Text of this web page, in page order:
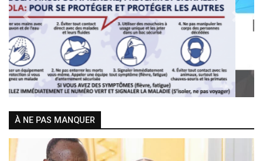
Previous Next
À NE PAS MANQUER